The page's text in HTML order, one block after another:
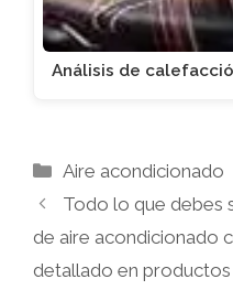
Análisis de
Categorías
Aire acondicionado
Todo lo que debes
de aire acondicionado
detallado en